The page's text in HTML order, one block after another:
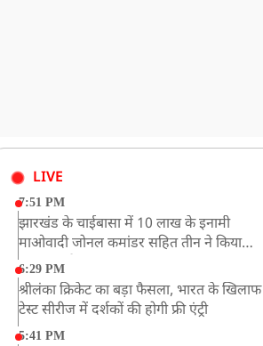
LIVE
7:51 PM
झारखंड के चाईबासा में 10 लाख के इनामी
माओवादी जोनल कमांडर सहित तीन ने किया
आत्मसमर्पण
6:29 PM
श्रीलंका क्रिकेट का बड़ा फैसला, भारत के खिलाफ
टेस्ट सीरीज में दर्शकों की होगी फ्री एंट्री
5:41 PM